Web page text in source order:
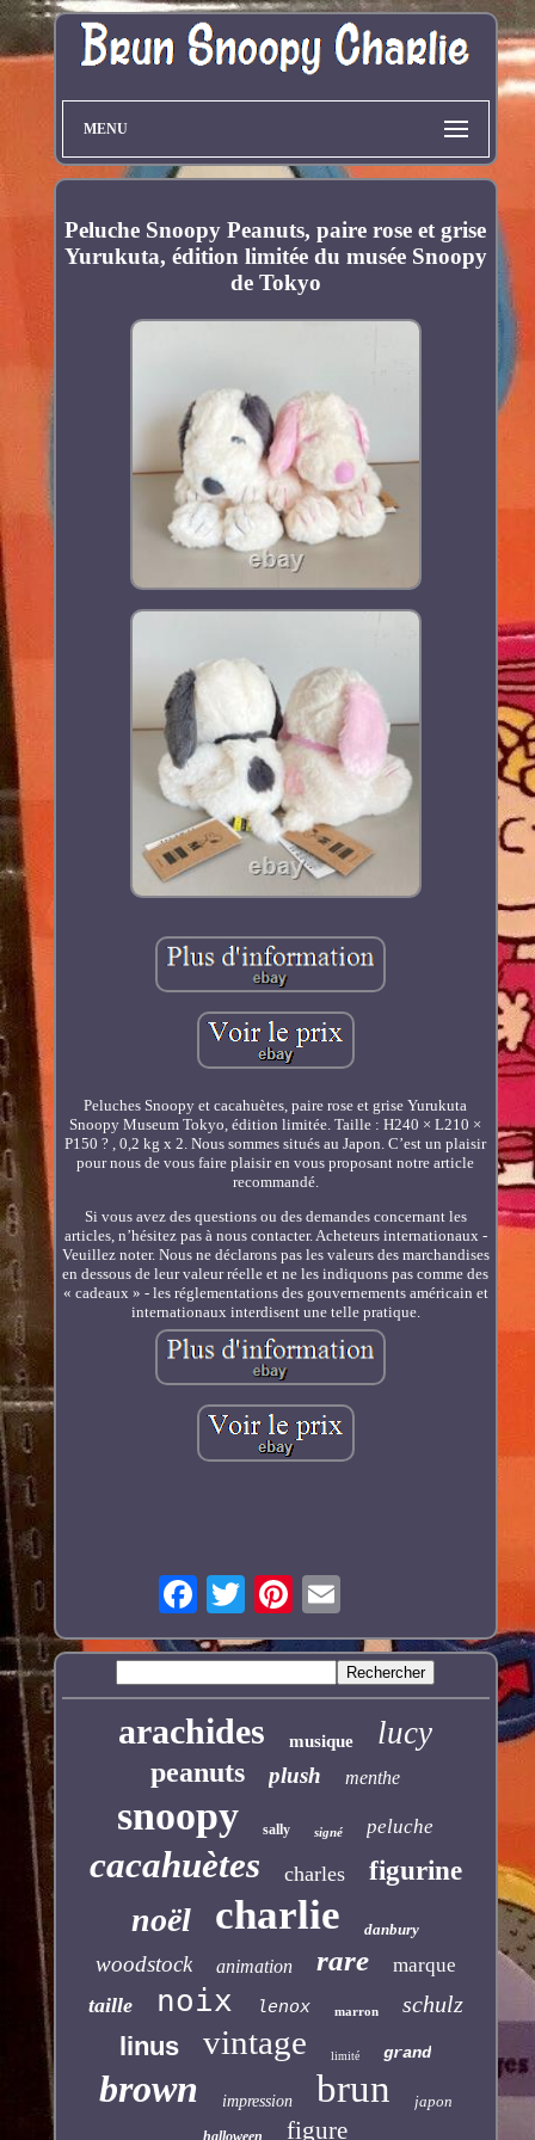
MENU
Peluche Snoopy Peanuts, paire rose et grise
Yurukuta, édition limitée du musée Snoopy
de Tokyo
Peluches Snoopy et cacahuètes, paire rose et grise Yurukuta
Snoopy Museum Tokyo, édition limitée. Taille : H240 × L210 ×
P150 ? , 0,2 kg x 2. Nous sommes situés au Japon. C’est un plaisir
pour nous de vous faire plaisir en vous proposant notre article
recommandé.
Si vous avez des questions ou des demandes concernant les
articles, n’hésitez pas à nous contacter. Acheteurs internationaux -
Veuillez noter. Nous ne déclarons pas les valeurs des marchandises
en dessous de leur valeur réelle et ne les indiquons pas comme des
« cadeaux » - les réglementations des gouvernements américain et
internationaux interdisent une telle pratique.
arachides musique lucy
peanuts plush menthe
snoopy sally signé peluche
cacahuètes charles figurine
noël charlie danbury
woodstock animation rare marque
taille noix lenox marron schulz
linus vintage limité grand
brown impression brun japon
halloween figure